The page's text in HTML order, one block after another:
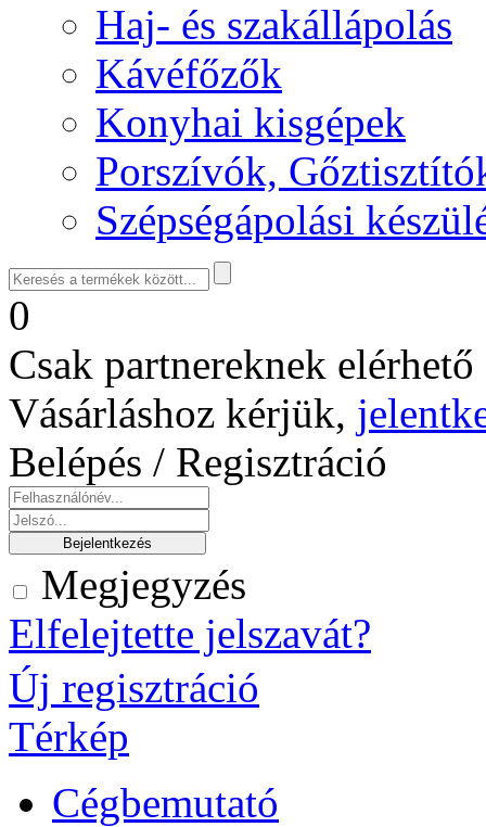
Haj- és szakállápolás
Kávéfőzők
Konyhai kisgépek
Porszívók,
Szépségápolási
0
Csak partnereknek
Vásárláshoz kérjük,
Belépés / Regisztráció
Megjegyzés
Elfelejtette jelszavát?
Új regisztráció
Térkép
Cégbemutató